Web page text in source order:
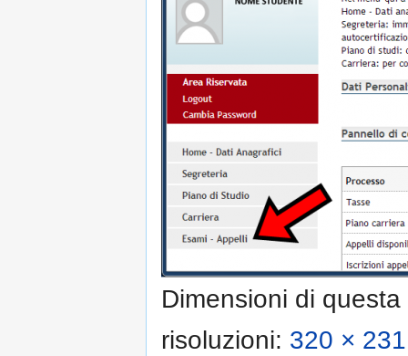
Dimensioni di
risoluzioni: 320 ×